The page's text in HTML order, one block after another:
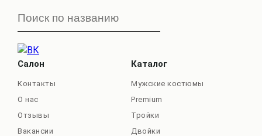
Салон
Контакты
О нас
Отзывы
Вакансии
Каталог
Мужские костюмы
Premium
Тройки
Двойки